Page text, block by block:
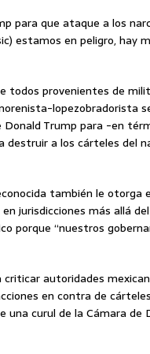
para que ataque a los
estamos en peligro, hay
todos provenientes de
lopezobradorista
Trump para -en
destruir a los cárteles del
también le otorga
jurisdicciones más allá
porque “nuestros
autoridades
en contra de
curul de la Cámara de